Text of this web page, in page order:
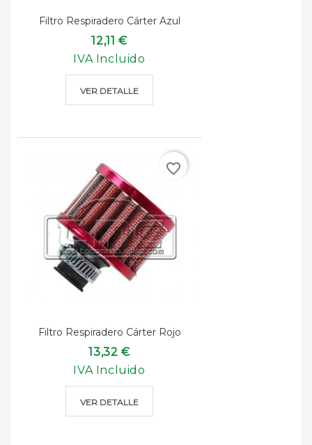
Filtro Respiradero Cárter Azul
12,11 €
IVA Incluido
VER DETALLE
Filtro Respiradero Cárter Rojo
13,32 €
IVA Incluido
VER DETALLE
favorite_border